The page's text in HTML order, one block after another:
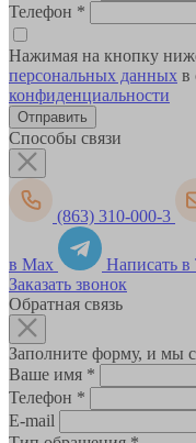
Телефон *
Нажимая на кнопку
персональных данных в
конфиденциальности
Способы связи
(863) 310-000-3
в Max
Написать в
Заказать звонок
Обратная связь
Заполните форму, и мы
Ваше имя *
Телефон *
E-mail